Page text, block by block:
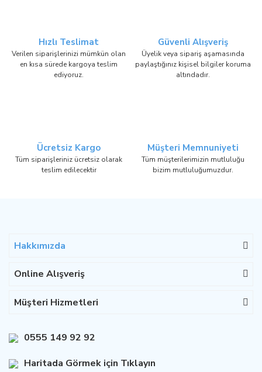
Hızlı Teslimat
Verilen siparişlerinizi mümkün olan
en kısa sürede kargoya teslim
ediyoruz.
Güvenli Alışveriş
Üyelik veya sipariş aşamasında
paylaştığınız kişisel bilgiler koruma
altındadır.
Ücretsiz Kargo
Tüm siparişleriniz ücretsiz olarak
teslim edilecektir
Müşteri Memnuniyeti
Tüm müşterilerimizin mutluluğu
bizim mutluluğumuzdur.
Hakkımızda
Online Alışveriş
Müşteri Hizmetleri
0555 149 92 92
Haritada Görmek için Tıklayın